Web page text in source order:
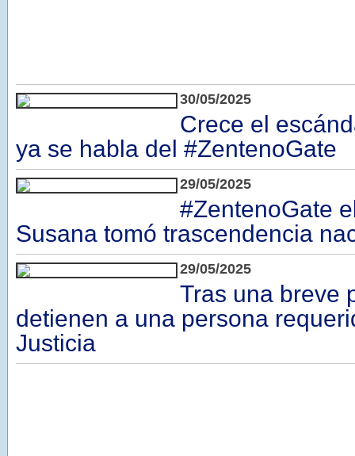
30/05/2025
Crece el
ya se habla del #ZentenoGate
29/05/2025
#ZentenoGate
Susana tomó trascendencia
29/05/2025
Tras una breve
detienen a una persona
Justicia